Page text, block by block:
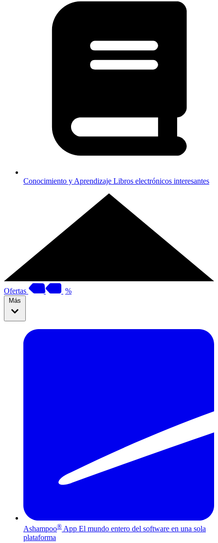
Conocimiento y Aprendizaje Libros electrónicos interesantes
Ofertas %
Más
Ashampoo® App El mundo entero del software en una sola
plataforma